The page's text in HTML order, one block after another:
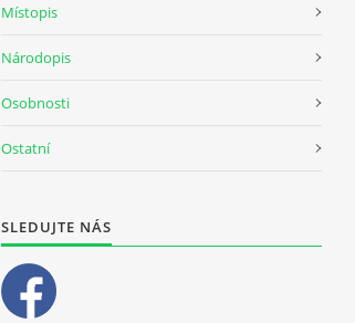
Místopis
Národopis
Osobnosti
Ostatní
SLEDUJTE NÁS